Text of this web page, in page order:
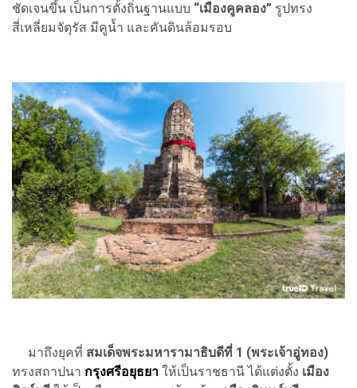
ชัดเจนขึ้น เป็นการตั้งถิ่นฐานแบบ “เมืองคูคลอง” รูปทรง
สี่เหลี่ยมจัตุรัส มีคูน้ำ และคันดินล้อมรอบ
มาถึงยุคที่ สมเด็จพระมหารามาธิบดีที่ 1 (พระเจ้าอู่ทอง)
ทรงสถาปนา กรุงศรีอยุธยา ให้เป็นราชธานี ได้แต่งตั้ง เมือง